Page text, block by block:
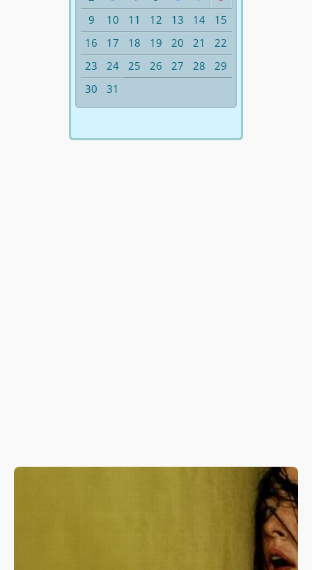
9
10 11 12 13 14
15
16
17 18 19 20 21
22
23
24 25 26 27 28
29
30
31